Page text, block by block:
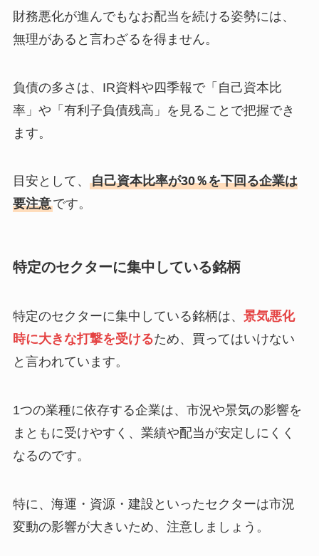
財務悪化が進んでもなお配当を続ける姿勢には、
無理があると言わざるを得ません。
負債の多さは、IR資料や四季報で「自己資本比
率」や「有利子負債残高」を見ることで把握でき
ます。
目安として、 自己資本比率が30％を下回る企業は
要注意です。
特定のセクターに集中している銘柄
特定のセクターに集中している銘柄は、 景気悪化
時に大きな打撃を受けるため、買ってはいけない
と言われています。
1つの業種に依存する企業は、市況や景気の影響を
まともに受けやすく、業績や配当が安定しにくく
なるのです。
特に、海運・資源・建設といったセクターは市況
変動の影響が大きいため、注意しましょう。